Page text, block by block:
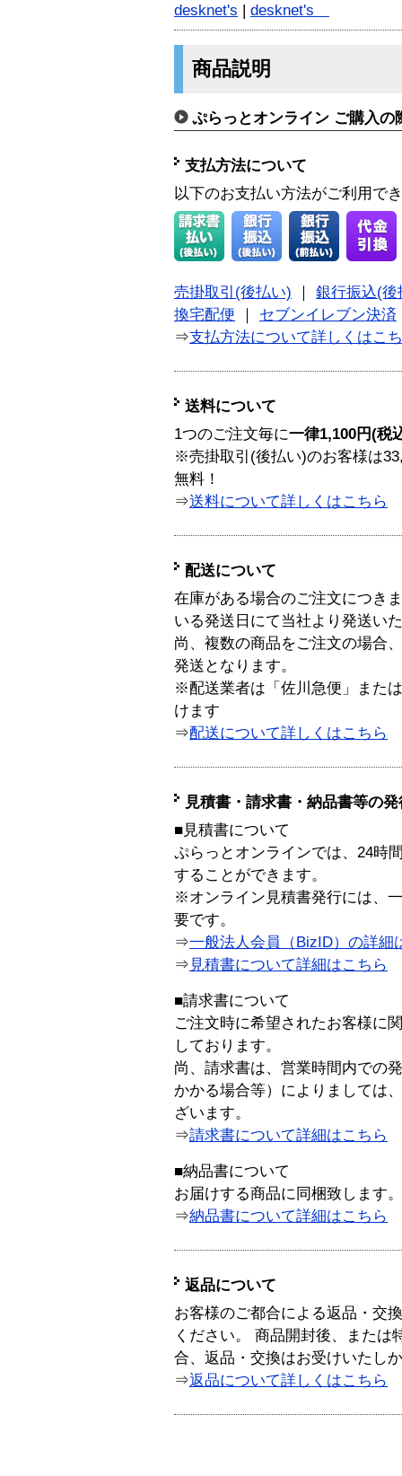
desknet's | desknet's
商品説明
ぷらっとオンライン ご購入の
支払方法について
以下のお支払い方法がご利用で
売掛取引(後払い)
銀行振込(後
換宅配便
セブンイレブン決済
⇒支払方法について詳しくはこ
送料について
1つのご注文毎に一律1,100円(税
※売掛取引(後払い)のお客様は
無料！
⇒送料について詳しくはこちら
配送について
在庫がある場合のご注文につき
いる発送日にて当社より発送い
尚、複数の商品をご注文の場合
発送となります。
※配送業者は「佐川急便」また
けます
⇒配送について詳しくはこちら
見積書・請求書・納品書等の
■見積書について
ぷらっとオンラインでは、24時
することができます。
※オンライン見積書発行には、
要です。
⇒一般法人会員（BizID）の詳細
⇒ 見積書について詳細はこちら
■請求書について
ご注文時に希望されたお客様に
しております。
尚、請求書は、営業時間内での
かかる場合等）によりましては
ざいます。
⇒請求書について詳細はこちら
■納品書について
お届けする商品に同梱致します。
⇒納品書について詳細はこちら
返品について
お客様のご都合による返品・交
ください。 商品開封後、または
合、返品・交換はお受けいたし
⇒返品について詳しくはこちら